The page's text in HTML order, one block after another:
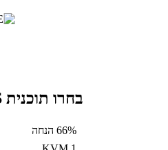
בחרו תוכנית VPS עבור Judge0 CE
66% הנחה